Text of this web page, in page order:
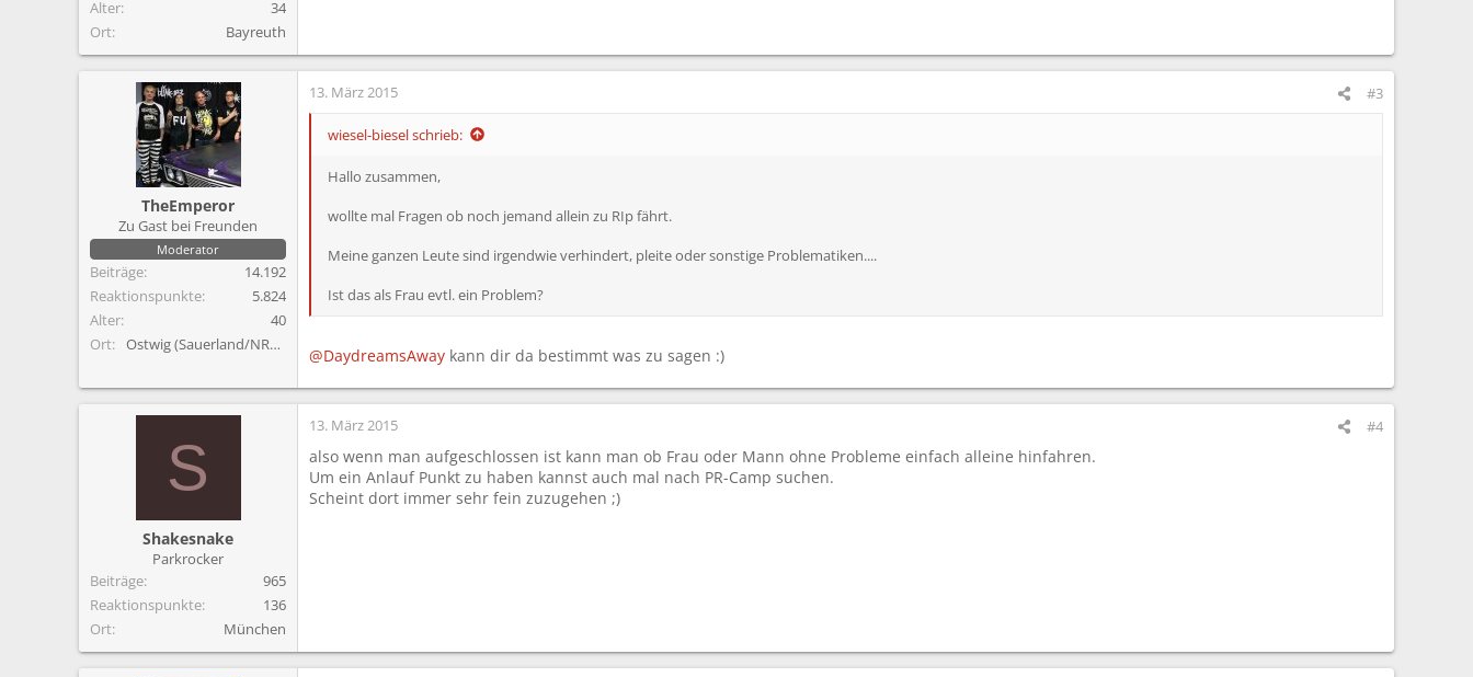
Alter
34
Ort
Bayreuth
TheEmperor
Zu Gast bei Freunden
Moderator
Beiträge
14.192
Reaktionspunkte
5.824
Alter
40
Ort
Ostwig (Sauerland/NRW)
13. März 2015 #3
wiesel-biesel schrieb:
Hallo zusammen,
wollte mal Fragen ob noch jemand allein zu RIp fährt.
Meine ganzen Leute sind irgendwie verhindert, pleite oder sonstige Problematiken....
Ist das als Frau evtl. ein Problem?
@DaydreamsAway kann dir da bestimmt was zu sagen :)
S
Shakesnake
Parkrocker
Beiträge
965
Reaktionspunkte
136
Ort
München
13. März 2015 #4
also wenn man aufgeschlossen ist kann man ob Frau oder Mann ohne Probleme einfach alleine hinfahren.
Um ein Anlauf Punkt zu haben kannst auch mal nach PR-Camp suchen.
Scheint dort immer sehr fein zuzugehen ;)